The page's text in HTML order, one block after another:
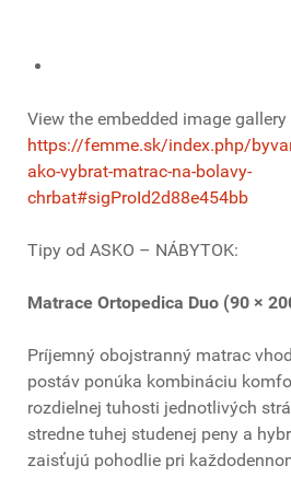
View the embedded image
https://femme.sk/index.php/
ako-vybrat-matrac-na-bolavy-
chrbat#sigProId2d88e454bb
Tipy od ASKO – NÁBYTOK:
Matrace Ortopedica Duo (90 ×
Príjemný obojstranný matrac
postáv ponúka kombináciu
rozdielnej tuhosti jednotlivých
stredne tuhej studenej peny a
zaisťujú pohodlie pri